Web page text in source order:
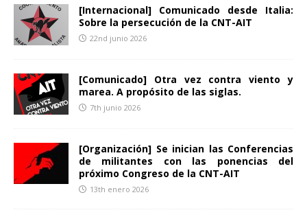
[Internacional] Comunicado desde Italia:
Sobre la persecución de la CNT-AIT
22nd junio 2026
[Comunicado] Otra vez contra viento y
marea. A propósito de las siglas.
7th junio 2026
[Organización] Se inician las Conferencias
de militantes con las ponencias del
próximo Congreso de la CNT-AIT
13th enero 2026